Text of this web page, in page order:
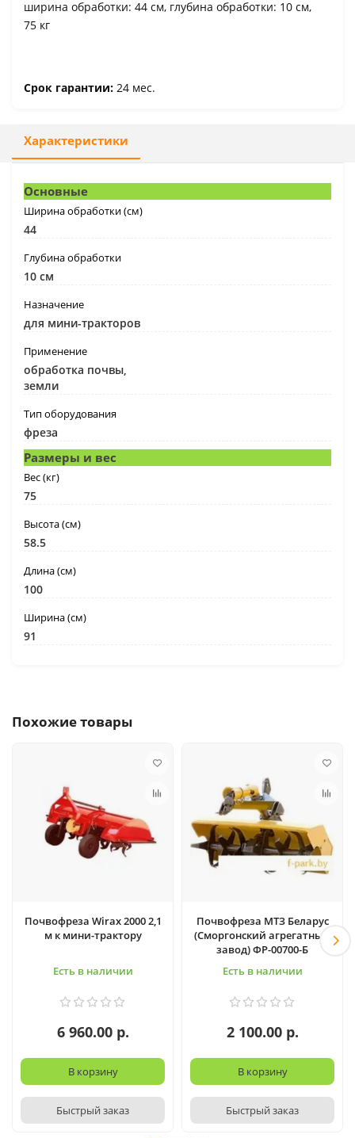
ширина обработки: 44 см, глубина обработки: 10 см,
75 кг
Срок гарантии: 24 мес.
Характеристики
Основные
Ширина обработки (см)
44
Глубина обработки
10 см
Назначение
для мини-тракторов
Применение
обработка почвы,
земли
Тип оборудования
фреза
Размеры и вес
Вес (кг)
75
Высота (см)
58.5
Длина (см)
100
Ширина (см)
91
Похожие товары
Почвофреза Wirax 2000 2,1
м к мини-трактору
Есть в наличии
6 960.00 р.
В корзину
Быстрый заказ
Почвофреза МТЗ Беларус
(Сморгонский агрегатный
завод) ФР-00700-Б
Есть в наличии
2 100.00 р.
В корзину
Быстрый заказ